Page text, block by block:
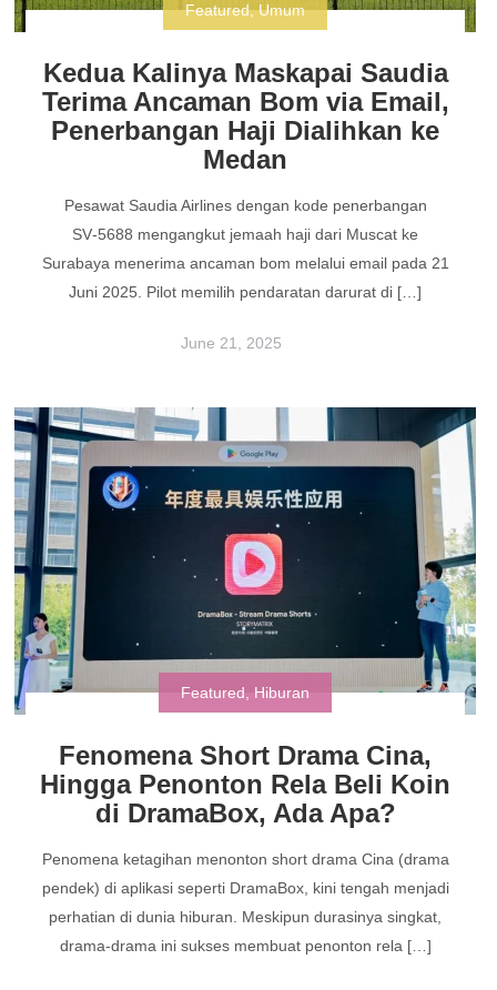
Featured,Umum
Kedua Kalinya Maskapai Saudia
Terima Ancaman Bom via Email,
Penerbangan Haji Dialihkan ke
Medan
Pesawat Saudia Airlines dengan kode penerbangan
SV‑5688 mengangkut jemaah haji dari Muscat ke
Surabaya menerima ancaman bom melalui email pada 21
Juni 2025. Pilot memilih pendaratan darurat di […]
June 21, 2025
Featured Hiburan
Fenomena Short Drama Cina,
Hingga Penonton Rela Beli Koin
di DramaBox, Ada Apa?
Penomena ketagihan menonton short drama Cina (drama
pendek) di aplikasi seperti DramaBox, kini tengah menjadi
perhatian di dunia hiburan. Meskipun durasinya singkat,
drama-drama ini sukses membuat penonton rela […]